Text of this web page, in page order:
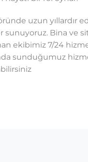
uzun yıllardır
sunuyoruz. Bina ve
ekibimiz 7/24
sunduğumuz